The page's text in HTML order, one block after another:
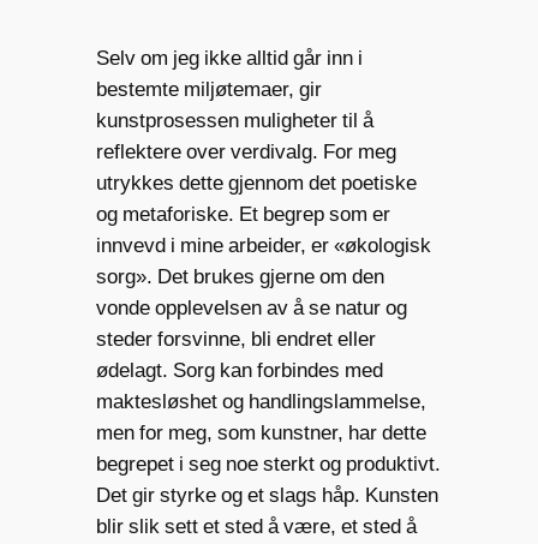
Selv om jeg ikke alltid går inn i
bestemte miljøtemaer, gir
kunstprosessen muligheter til å
reflektere over verdivalg. For meg
utrykkes dette gjennom det poetiske
og metaforiske. Et begrep som er
innvevd i mine arbeider, er «økologisk
sorg». Det brukes gjerne om den
vonde opplevelsen av å se natur og
steder forsvinne, bli endret eller
ødelagt. Sorg kan forbindes med
maktesløshet og handlingslammelse,
men for meg, som kunstner, har dette
begrepet i seg noe sterkt og produktivt.
Det gir styrke og et slags håp. Kunsten
blir slik sett et sted å være, et sted å